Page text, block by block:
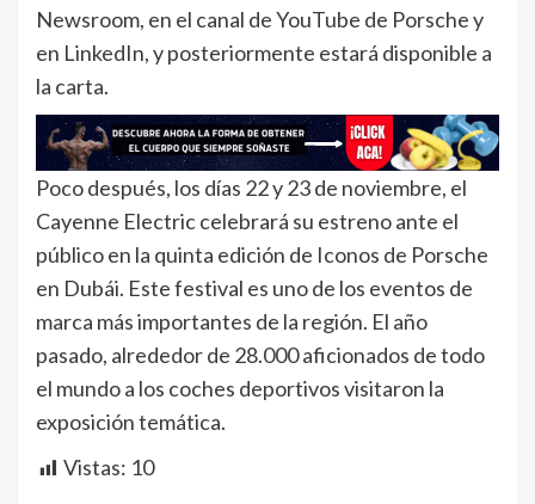
Newsroom, en el canal de YouTube de Porsche y
en LinkedIn, y posteriormente estará disponible a
la carta.
Poco después, los días 22 y 23 de noviembre, el
Cayenne Electric celebrará su estreno ante el
público en la quinta edición de Iconos de Porsche
en Dubái. Este festival es uno de los eventos de
marca más importantes de la región. El año
pasado, alrededor de 28.000 aficionados de todo
el mundo a los coches deportivos visitaron la
exposición temática.
Vistas: 10